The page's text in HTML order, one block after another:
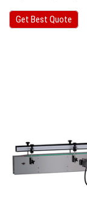
Get Best Quote